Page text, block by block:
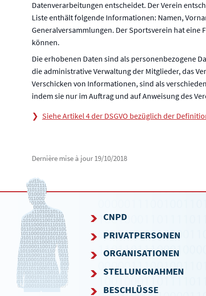
Datenverarbeitungen entscheidet. Der Verein
Liste enthält folgende Informationen: Namen,
Generalversammlungen. Der Sportsverein hat
können.
Die erhobenen Daten sind als personenbezogene
die administrative Verwaltung der Mitglieder, das
Verschicken von Informationen, sind als
indem sie nur im Auftrag und auf Anweisung des
Siehe Artikel 4 der DSGVO bezüglich der
Dernière mise à jour 19/10/2018
NAVIGATIONSMENÜ
CNPD
PRIVATPERSONEN
ORGANISATIONEN
STELLUNGNAHMEN
BESCHLÜSSE